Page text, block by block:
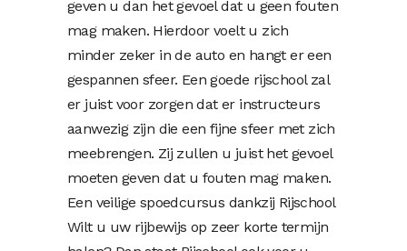
geven u dan het gevoel dat u geen fouten
mag maken. Hierdoor voelt u zich
minder zeker in de auto en hangt er een
gespannen sfeer. Een goede rijschool zal
er juist voor zorgen dat er instructeurs
aanwezig zijn die een fijne sfeer met zich
meebrengen. Zij zullen u juist het gevoel
moeten geven dat u fouten mag maken.
Een veilige spoedcursus dankzij Rijschool
Wilt u uw rijbewijs op zeer korte termijn